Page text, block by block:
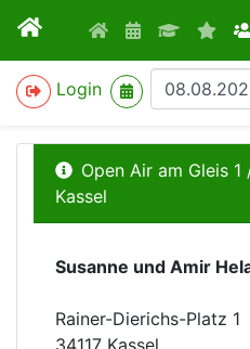
Login
>
Open Air am Gleis
Kassel
Susanne und Amir
Rainer-Dierichs-Platz 1
34117 Kassel